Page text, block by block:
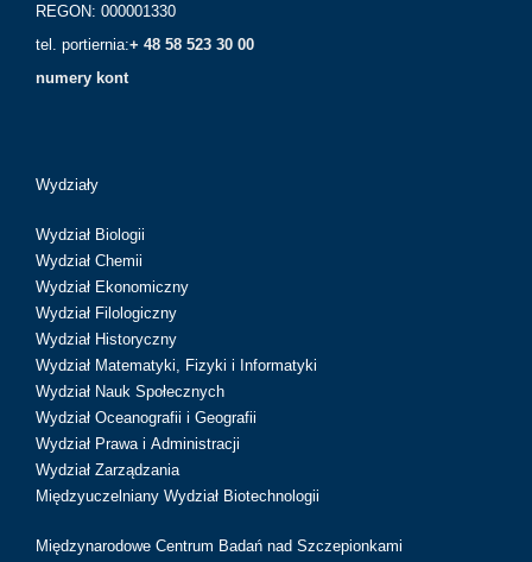
REGON: 000001330
tel. portiernia:+ 48 58 523 30 00
numery kont
Wydziały
Wydział Biologii
Wydział Chemii
Wydział Ekonomiczny
Wydział Filologiczny
Wydział Historyczny
Wydział Matematyki, Fizyki i Informatyki
Wydział Nauk Społecznych
Wydział Oceanografii i Geografii
Wydział Prawa i Administracji
Wydział Zarządzania
Międzyuczelniany Wydział Biotechnologii
Międzynarodowe Centrum Badań nad Szczepionkami